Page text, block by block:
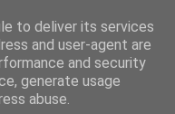
to deliver its services
and user-agent are
and security
generate usage
abuse.